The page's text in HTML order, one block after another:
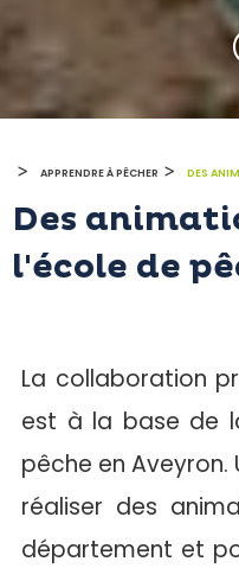
> APPRENDRE À PÊCHER > DES
Des
l'école de
La collaboration
est à la base de
pêche en
réaliser des
département et